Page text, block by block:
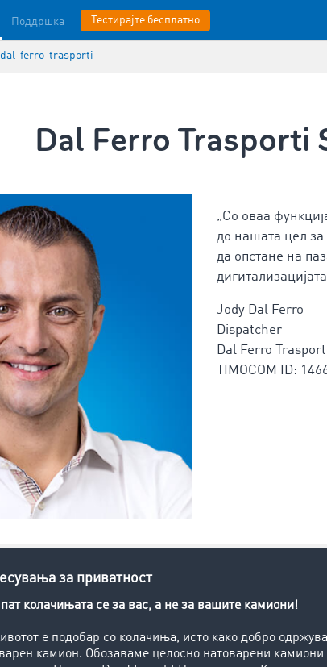
Поддршка Тестирајте бесплатно
dal-ferro-trasporti
Dal Ferro Trasporti
„Со оваа
до нашата цел за
да опстане на
Jody Dal Ferro
Dispatcher
Dal Ferro
TIMOCOM ID: